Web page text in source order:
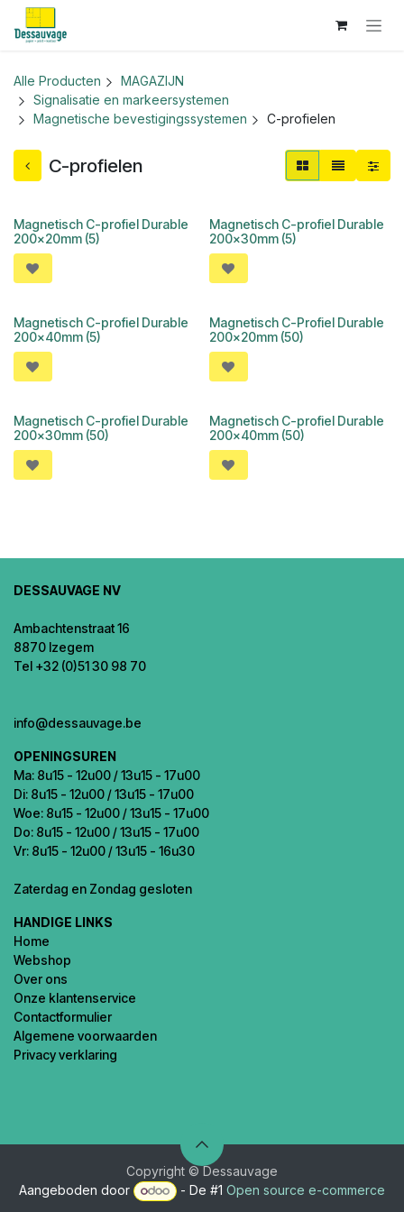
Overslaan naar inhoud
Alle Producten
MAGAZIJN
Signalisatie en markeersystemen
Magnetische bevestigingssystemen
C-profielen
C-profielen
Magnetisch C-profiel Durable
200x20mm (5)
Magnetisch C-profiel Durable
200x30mm (5)
Magnetisch C-profiel Durable
200x40mm (5)
Magnetisch C-Profiel Durable
200x20mm (50)
Magnetisch C-profiel Durable
200x30mm (50)
Magnetisch C-profiel Durable
200x40mm (50)
DESSAUVAGE NV
Ambachtenstraat 16
8870 Izegem
Tel +32 (0)51 30 98 70
info@dessauvage.be
OPENINGSUREN
Ma: 8u15 - 12u00 / 13u15 - 17u00
Di: 8u15 - 12u00 / 13u15 - 17u00
Woe: 8u15 - 12u00 / 13u15 - 17u00
Do: 8u15 - 12u00 / 13u15 - 17u00
Vr: 8u15 - 12u00 / 13u15 - 16u30
Zaterdag en Zondag gesloten
HANDIGE LINKS
Home
Webshop
Over ons
Onze klantenservice
Contactformulier
Algemene voorwaarden
Privacy verklaring
Copyright © Dessauvage
Aangeboden door
- De #1Open source e-commerce